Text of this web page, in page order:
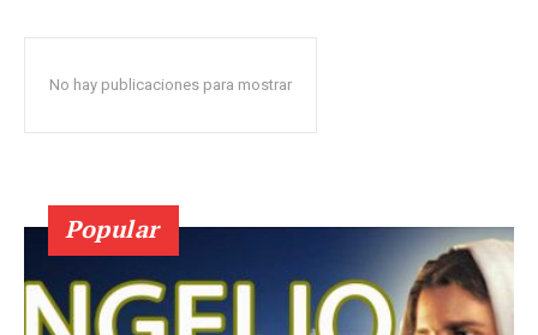
No hay publicaciones para mostrar
Popular